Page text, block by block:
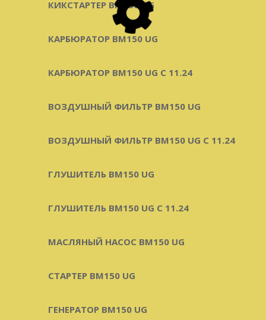
КИКСТАРТЕР BM150 UG
КАРБЮРАТОР BM150 UG
КАРБЮРАТОР BM150 UG С 11.24
ВОЗДУШНЫЙ ФИЛЬТР BM150 UG
ВОЗДУШНЫЙ ФИЛЬТР BM150 UG C 11.24
ГЛУШИТЕЛЬ BM150 UG
ГЛУШИТЕЛЬ BM150 UG С 11.24
МАСЛЯНЫЙ НАСОС BM150 UG
СТАРТЕР BM150 UG
ГЕНЕРАТОР BM150 UG